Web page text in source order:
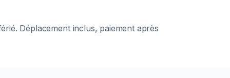
Déplacement inclus, paiement après